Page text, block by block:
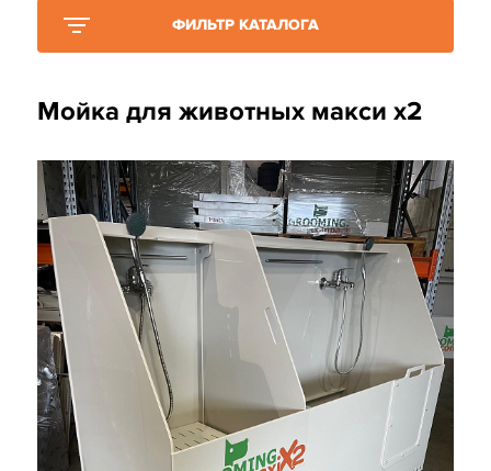
ФИЛЬТР КАТАЛОГА
Мойка для животных макси х2